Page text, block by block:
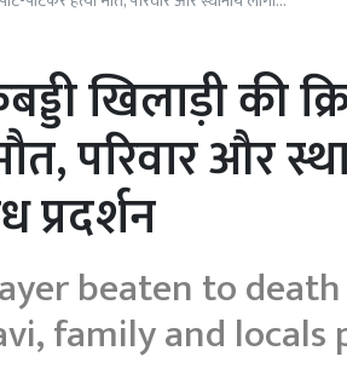
खिलाड़ी की
परिवार और
प्रदर्शन
beaten to
family and locals